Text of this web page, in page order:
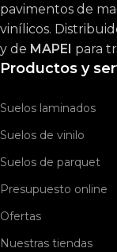
pavimentos de
vinílicos.
y de MAPEI para
Productos y
Suelos laminados
Suelos de vinilo
Suelos de parquet
Presupuesto online
Ofertas
Nuestras tiendas